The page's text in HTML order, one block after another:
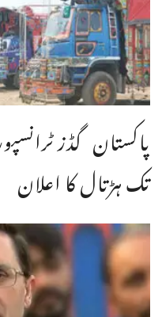
پاکستان گڈز
تک ہڑتال کا اعلان